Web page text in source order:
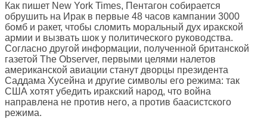
Как пишет New York Times, Пентагон собирается
обрушить на Ирак в первые 48 часов кампании 3000
бомб и ракет, чтобы сломить моральный дух иракской
армии и вызвать шок у политического руководства.
Согласно другой информации, полученной британской
газетой The Observer, первыми целями налетов
американской авиации станут дворцы президента
Саддама Хусейна и другие символы его режима: так
США хотят убедить иракский народ, что война
направлена не против него, а против баасистского
режима.